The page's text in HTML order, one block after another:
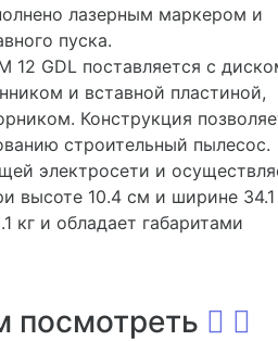
лазерным маркером и
пуска.
12 GDL поставляется с
и вставной пластиной,
Конструкция
строительный пылесос.
электросети и
высоте 10.4 см и ширине
кг и обладает габаритами
посмотреть